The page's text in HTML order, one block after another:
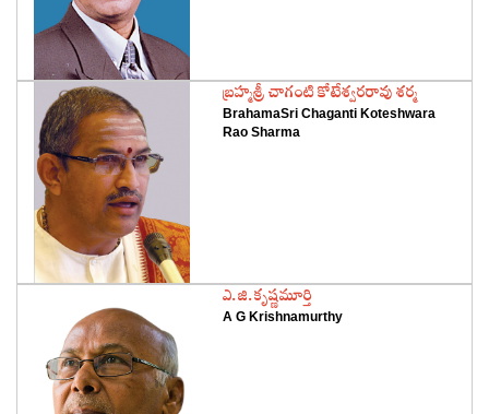
‌బ్రహ్మశ్రీ చాగంటి కోటేశ్వరరావు శర్మ
BrahamaSri Chaganti Koteshwara
Rao Sharma
‌ఎ.జి.కృష్ణమూర్తి
A G Krishnamurthy